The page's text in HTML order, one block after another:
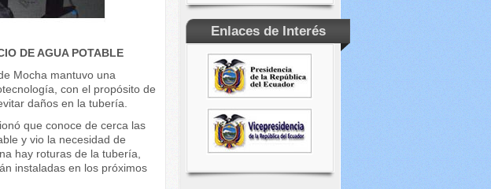
DE AGUA POTABLE
Mocha mantuvo una
con el propósito de
daños en la tubería.
que conoce de cerca las
y vio la necesidad de
hay roturas de la tubería,
instaladas en los próximos
Enlaces de Interés